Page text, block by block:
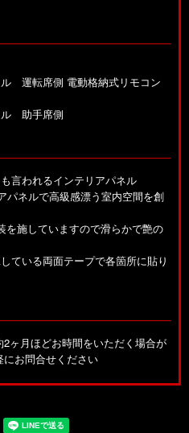
運転席側 電動格納式リモコン
ル 助手席側
言われるインテリアパネル
パネルで高級感漂う室内空間を創
を施していますので滑らかで艶の
ている両面テープで各箇所に貼り
ヶ月ほどお時間をいただく場合が
お問合せください